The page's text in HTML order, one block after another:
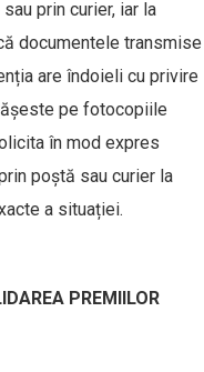
prin curier, iar la
documentele transmise
are îndoieli cu privire
pe fotocopiile
în mod expres
poștă sau curier la
a situației.
PREMIILOR